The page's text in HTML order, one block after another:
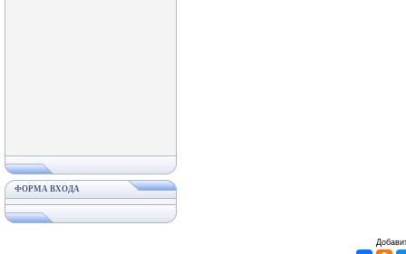
ФОРМА ВХОДА